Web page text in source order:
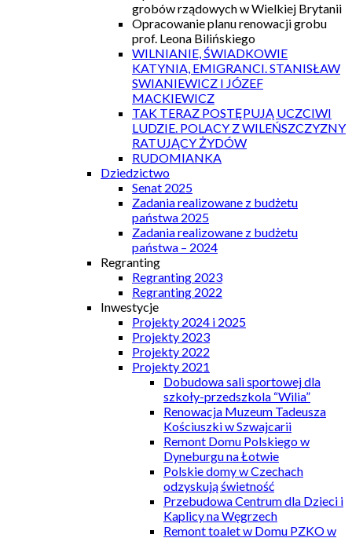
grobów rządowych w Wielkiej Brytanii
Opracowanie planu renowacji grobu
prof. Leona Bilińskiego
WILNIANIE, ŚWIADKOWIE
KATYNIA, EMIGRANCI. STANISŁAW
SWIANIEWICZ I JÓZEF
MACKIEWICZ
TAK TERAZ POSTĘPUJĄ UCZCIWI
LUDZIE. POLACY Z WILEŃSZCZYZNY
RATUJĄCY ŻYDÓW
RUDOMIANKA
Dziedzictwo
Senat 2025
Zadania realizowane z budżetu
państwa 2025
Zadania realizowane z budżetu
państwa – 2024
Regranting
Regranting 2023
Regranting 2022
Inwestycje
Projekty 2024 i 2025
Projekty 2023
Projekty 2022
Projekty 2021
Dobudowa sali sportowej dla
szkoły-przedszkola “Wilia”
Renowacja Muzeum Tadeusza
Kościuszki w Szwajcarii
Remont Domu Polskiego w
Dyneburgu na Łotwie
Polskie domy w Czechach
odzyskują świetność
Przebudowa Centrum dla Dzieci i
Kaplicy na Węgrzech
Remont toalet w Domu PZKO w